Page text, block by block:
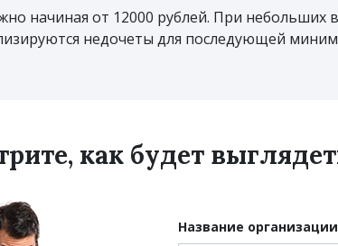
начиная от 12000 рублей. При
недочеты для последующей
как будет
Название организации